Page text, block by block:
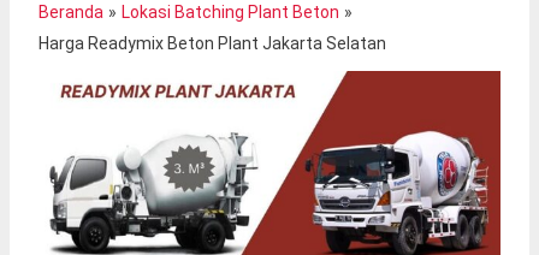
Beranda
Lokasi Batching Plant Beton
Harga Readymix Beton Plant Jakarta Selatan